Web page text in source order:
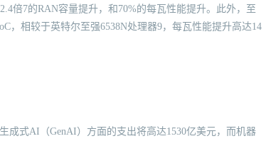
倍7的RAN容量提升，和70%的每瓦性能提升。此外，至
相较于英特尔至强6538N处理器9，每瓦性能提升高达14
成式AI（GenAI）方面的支出将高达1530亿美元，而机器